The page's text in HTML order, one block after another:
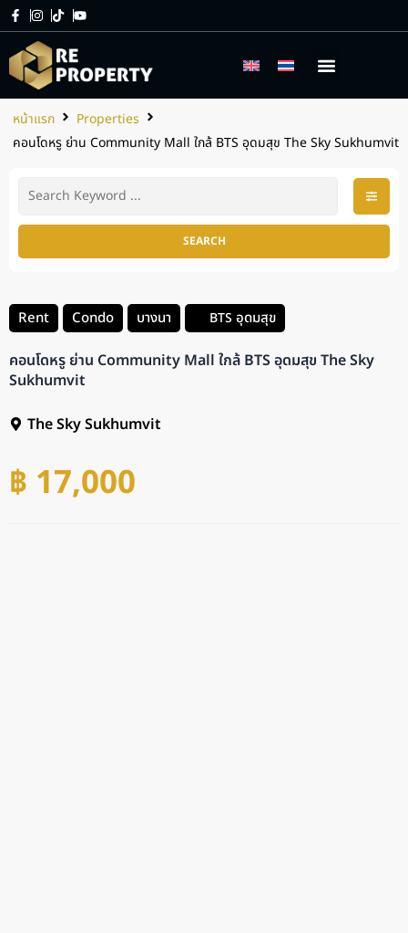
หน้าแรก
Properties
คอนโดหรู ย่าน Community Mall ใกล้ BTS อุดมสุข The Sky Sukhumvit
SEARCH
Rent Condo บางนา BTS อุดมสุข
คอนโดหรู ย่าน Community Mall ใกล้ BTS อุดมสุข The Sky
Sukhumvit
The Sky Sukhumvit
฿ 17,000